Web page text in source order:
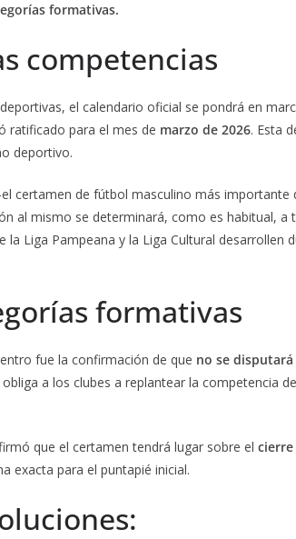
formativas.
competencias
el calendario oficial se pondrá en
ratificado para el mes de marzo de 2026. Esta
deportivo.
certamen de fútbol masculino más importante
al mismo se determinará, como es habitual, a
Liga Pampeana y la Liga Cultural desarrollen
formativas
fue la confirmación de que no se
obliga a los clubes a replantear la competencia
que el certamen tendrá lugar sobre el cierre
exacta para el puntapié inicial.